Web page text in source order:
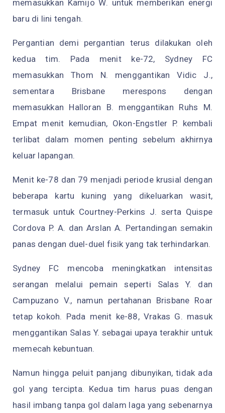
memasukkan Kamijo W. untuk memberikan energi
baru di lini tengah.
Pergantian demi pergantian terus dilakukan oleh
kedua tim. Pada menit ke-72, Sydney FC
memasukkan Thom N. menggantikan Vidic J.,
sementara Brisbane merespons dengan
memasukkan Halloran B. menggantikan Ruhs M.
Empat menit kemudian, Okon-Engstler P. kembali
terlibat dalam momen penting sebelum akhirnya
keluar lapangan.
Menit ke-78 dan 79 menjadi periode krusial dengan
beberapa kartu kuning yang dikeluarkan wasit,
termasuk untuk Courtney-Perkins J. serta Quispe
Cordova P. A. dan Arslan A. Pertandingan semakin
panas dengan duel-duel fisik yang tak terhindarkan.
Sydney FC mencoba meningkatkan intensitas
serangan melalui pemain seperti Salas Y. dan
Campuzano V., namun pertahanan Brisbane Roar
tetap kokoh. Pada menit ke-88, Vrakas G. masuk
menggantikan Salas Y. sebagai upaya terakhir untuk
memecah kebuntuan.
Namun hingga peluit panjang dibunyikan, tidak ada
gol yang tercipta. Kedua tim harus puas dengan
hasil imbang tanpa gol dalam laga yang sebenarnya